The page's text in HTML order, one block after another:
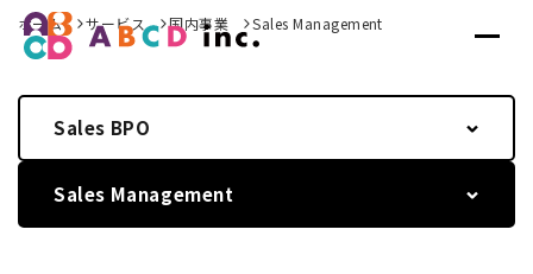
ホーム サービス 国内事業 Sales Management
Sales BPO
Sales Management